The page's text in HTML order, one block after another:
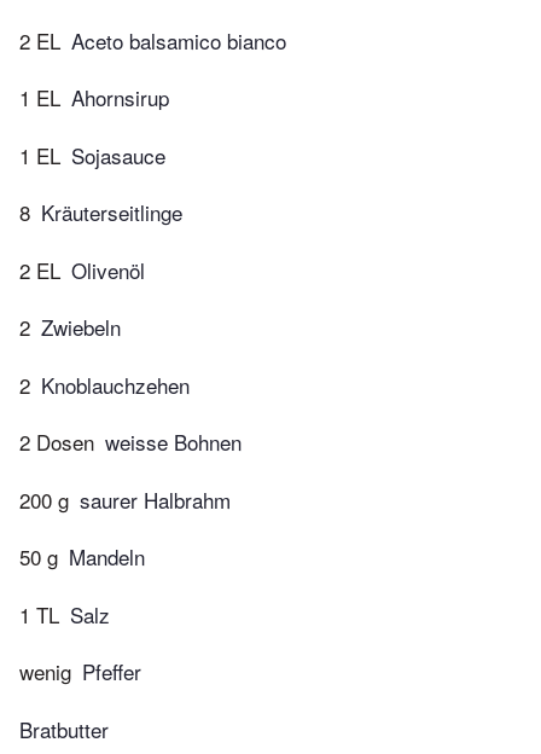
2 EL Aceto balsamico bianco
1 EL Ahornsirup
1 EL Sojasauce
8 Kräuterseitlinge
2 EL Olivenöl
2 Zwiebeln
2 Knoblauchzehen
2 Dosen weisse Bohnen
200 g saurer Halbrahm
50 g Mandeln
1 TL Salz
wenig Pfeffer
Bratbutter